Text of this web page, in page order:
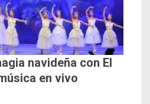
navideña con El
en vivo